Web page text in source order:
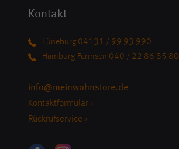
Kontakt
Lüneburg 04131 / 99 93 990
Hamburg-Farmsen 040 / 22 86 85 80
info@meinwohnstore.de
Kontaktformular ›
Rückrufservice ›